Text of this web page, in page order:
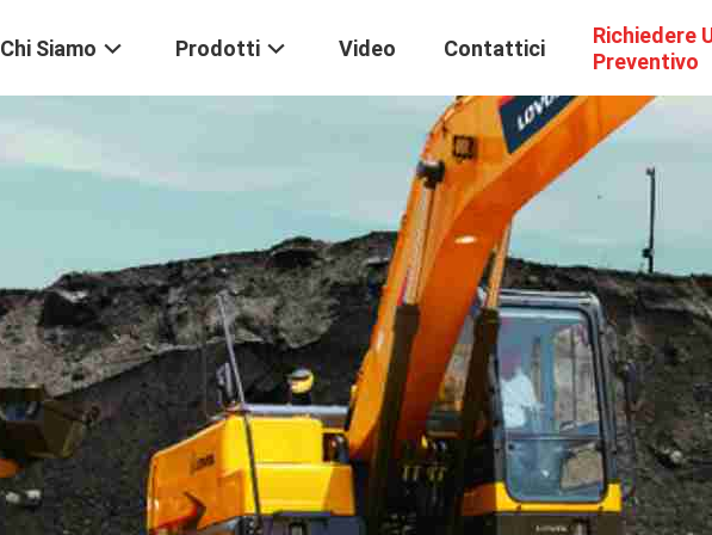
Chi Siamo Prodotti Video Contattici
Richiedere
Preventivo